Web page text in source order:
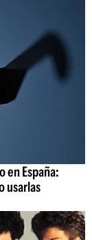
en España:
usarlas